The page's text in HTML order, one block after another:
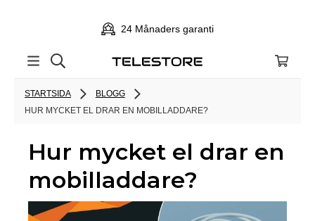
24 Månaders garanti
STARTSIDA
BLOGG
HUR MYCKET EL DRAR EN MOBILLADDARE?
Hur mycket el drar en
mobilladdare?